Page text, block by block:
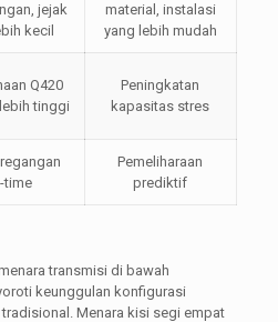
jejak
kecil
material, instalasi
yang lebih mudah
Q420
tinggi
Peningkatan
kapasitas stres
time
Pemeliharaan
prediktif
transmisi di bawah
keunggulan konfigurasi
Menara kisi segi empat